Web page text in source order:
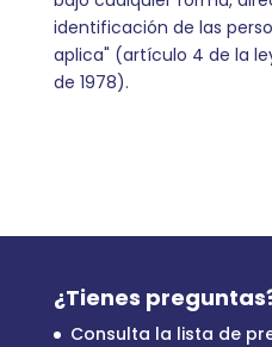
identificación de las
aplica" (artículo 4 de la
de 1978).
¿Tienes
Consulta la lista de